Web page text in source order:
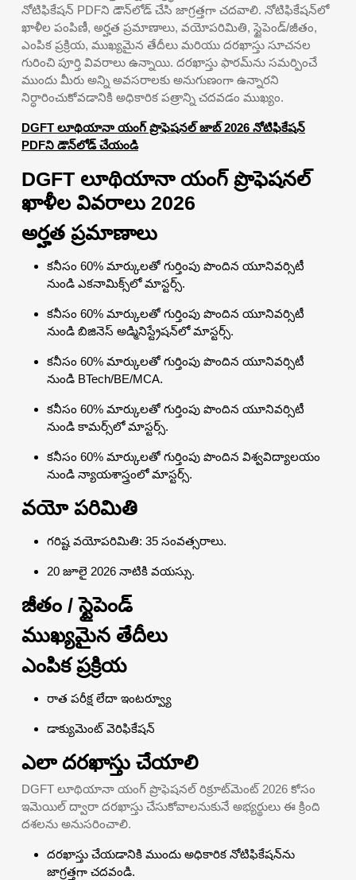
నోటిఫికేషన్ PDFని డౌన్‌లోడ్ చేసి జాగ్రత్తగా చదవాలి. నోటిఫికేషన్‌లో
ఖాళీల పంపిణీ, అర్హత ప్రమాణాలు, వయోపరిమితి, స్టైపెండ్/జీతం,
ఎంపిక ప్రక్రియ, ముఖ్యమైన తేదీలు మరియు దరఖాస్తు సూచనల
గురించి పూర్తి వివరాలు ఉన్నాయి. దరఖాస్తు ఫారమ్‌ను సమర్పించే
ముందు మీరు అన్ని అవసరాలకు అనుగుణంగా ఉన్నారని
నిర్ధారించుకోవడానికి అధికారిక పత్రాన్ని చదవడం ముఖ్యం.
DGFT లూథియానా యంగ్ ప్రొఫెషనల్ జాబ్ 2026 నోటిఫికేషన్
PDFని డౌన్‌లోడ్ చేయండి
DGFT లూథియానా యంగ్ ప్రొఫెషనల్
ఖాళీల వివరాలు 2026
అర్హత ప్రమాణాలు
కనీసం 60% మార్కులతో గుర్తింపు పొందిన యూనివర్సిటీ
నుండి ఎకనామిక్స్‌లో మాస్టర్స్.
కనీసం 60% మార్కులతో గుర్తింపు పొందిన యూనివర్సిటీ
నుండి బిజినెస్ అడ్మినిస్ట్రేషన్‌లో మాస్టర్స్.
కనీసం 60% మార్కులతో గుర్తింపు పొందిన యూనివర్సిటీ
నుండి BTech/BE/MCA.
కనీసం 60% మార్కులతో గుర్తింపు పొందిన యూనివర్సిటీ
నుండి కామర్స్‌లో మాస్టర్స్.
కనీసం 60% మార్కులతో గుర్తింపు పొందిన విశ్వవిద్యాలయం
నుండి న్యాయశాస్త్రంలో మాస్టర్స్.
వయో పరిమితి
గరిష్ట వయోపరిమితి: 35 సంవత్సరాలు.
20 జూలై 2026 నాటికి వయస్సు.
జీతం / స్టైపెండ్
ముఖ్యమైన తేదీలు
ఎంపిక ప్రక్రియ
రాత పరీక్ష లేదా ఇంటర్వ్యూ
డాక్యుమెంట్ వెరిఫికేషన్
ఎలా దరఖాస్తు చేయాలి
DGFT లూథియానా యంగ్ ప్రొఫెషనల్ రిక్రూట్‌మెంట్ 2026 కోసం
ఇమెయిల్ ద్వారా దరఖాస్తు చేసుకోవాలనుకునే అభ్యర్థులు ఈ క్రింది
దశలను అనుసరించాలి.
దరఖాస్తు చేయడానికి ముందు అధికారిక నోటిఫికేషన్‌ను
జాగ్రత్తగా చదవండి.